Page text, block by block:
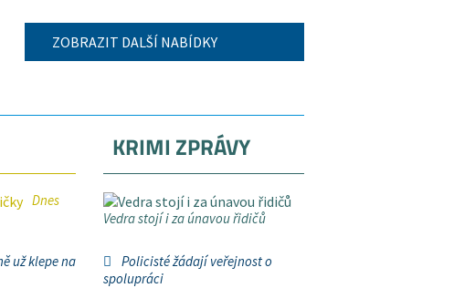
ZOBRAZIT DALŠÍ NABÍDKY
Dnes
už klepe na
KRIMI ZPRÁVY
Vedra stojí i za únavou řidičů
Policisté žádají veřejnost o
spolupráci